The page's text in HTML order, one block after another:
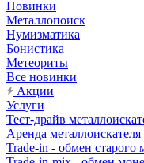
Новинки
Металлопоиск
Нумизматика
Бонистика
Метеориты
Все новинки
Акции
Услуги
Тест-драйв
Аренда металлоискателя
Trade-in - обмен старого